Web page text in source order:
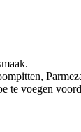
te voegen